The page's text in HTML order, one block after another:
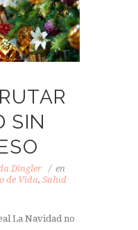
SIN
Dingler
en
de Vida, Salud
La Navidad no